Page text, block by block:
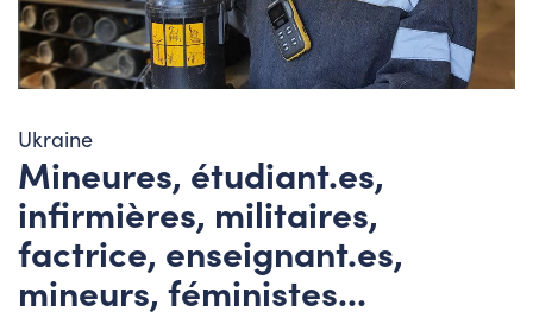
Ukraine
Mineures, étudiant.es,
infirmières, militaires,
factrice, enseignant.es,
mineurs, féministes...